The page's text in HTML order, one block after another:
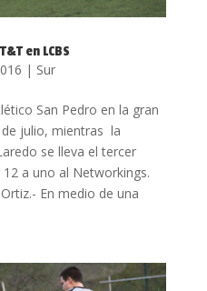
en LCBS
| Sur
San Pedro en la gran
julio, mientras la
se lleva el tercer
a uno al Networkings.
En medio de una